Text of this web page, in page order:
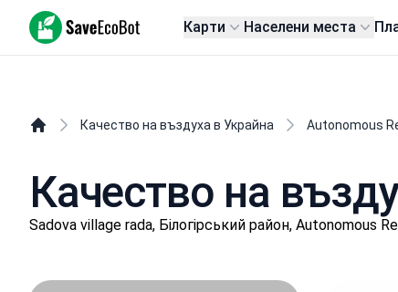
SaveEcoBot Карти Населени места
Качество на въздуха в Украйна Autonomous
Качество на
Sadova village rada, Білогірський район, Autonomous